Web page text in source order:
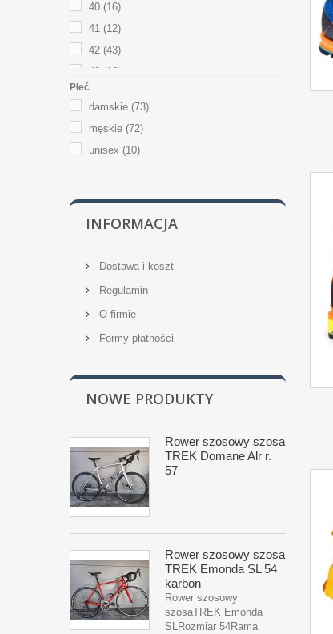
40 (16)
41 (12)
42 (43)
43 (16)
(15)
Płeć
damskie (73)
męskie (72)
unisex (10)
INFORMACJA
Dostawa i koszt
Regulamin
O firmie
Formy płatności
NOWE PRODUKTY
Rower szosowy szosa
TREK Domane Alr r.
57
Rower szosowy szosa
TREK Emonda SL 54
karbon
Rower szosowy
szosaTREK Emonda
SLRozmiar 54Rama